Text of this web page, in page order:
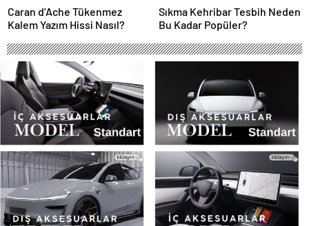
Caran d’Ache Tükenmez
Kalem Yazım Hissi Nasıl?
Sıkma Kehribar Tesbih Neden
Bu Kadar Popüler?